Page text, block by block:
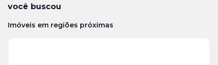
você buscou
Imóveis em regiões próximas